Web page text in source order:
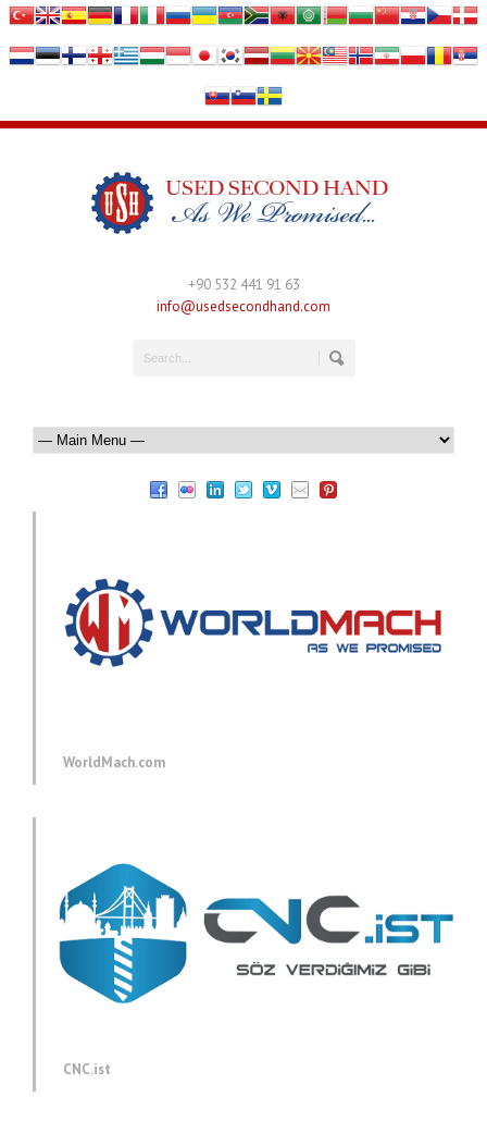
+90 532 441 91 63
info@usedsecondhand.com
WorldMach.com
CNC.ist